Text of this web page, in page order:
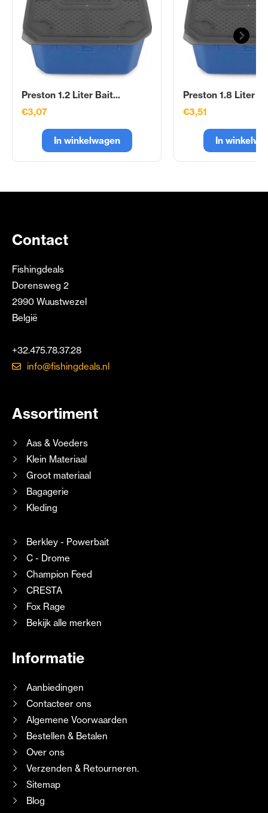
Preston 1.2 Liter Bait...
€3,07
In winkelwagen
Preston 1.8 Liter
€3,51
In
Contact
Fishingdeals
Dorensweg 2
2990 Wuustwezel
België
+32.475.78.37.28
info@fishingdeals.nl
Assortiment
Aas & Voeders
Klein Materiaal
Groot materiaal
Bagagerie
Kleding
Berkley - Powerbait
C - Drome
Champion Feed
CRESTA
Fox Rage
Bekijk alle merken
Informatie
Aanbiedingen
Contacteer ons
Algemene Voorwaarden
Bestellen & Betalen
Over ons
Verzenden & Retourneren.
Sitemap
Blog